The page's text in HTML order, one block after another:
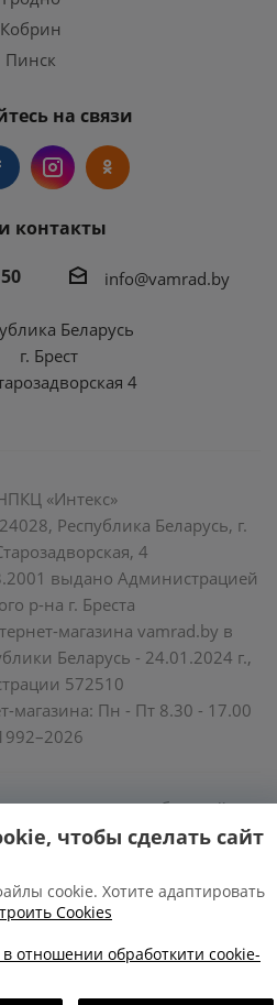
Кобрин
Пинск
на связи
контакты
info@vamrad.by
Беларусь
г. Брест
4
«Интекс»
Республика Беларусь, г.
4
выдано Администрацией
р-на г. Бреста
магазина vamrad.by в
Беларусь - 24.01.2024 г.,
572510
магазина: Пн - Пт 8.30 - 17.00
прав потребителей
горисполкома:
activity/zashchita-prav-
тел. (80162) 26 97 69;
чтобы сделать сайт
cookie. Хотите адаптировать
Cookies
отношении обработкити cookie-